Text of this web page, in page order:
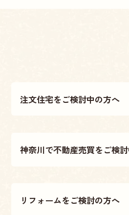
注文住宅をご検討中の方へ
施工事例
神奈川で不動産売買をご検
不動産情報
リフォームをご検討の方へ